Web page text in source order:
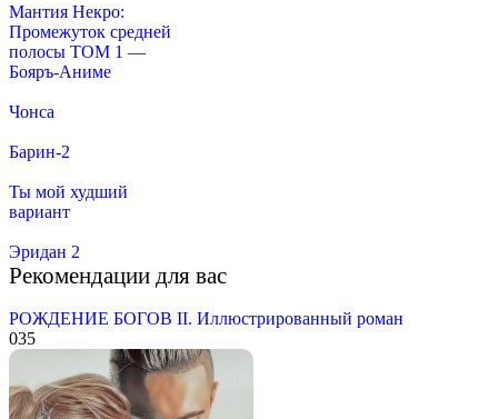
Мантия Некро:
Промежуток средней
полосы ТОМ 1 —
Бояръ-Аниме
Чонса
Барин-2
Ты мой худший
вариант
Эридан 2
Рекомендации для вас
РОЖДЕНИЕ БОГОВ II. Иллюстрированный роман
035